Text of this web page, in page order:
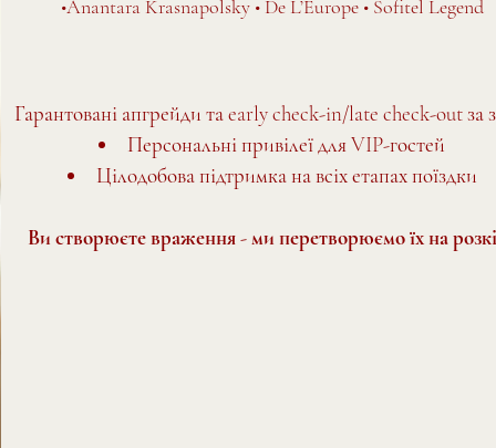
•Anantara Krasnapolsky • De L’Europe • Sofitel Legend
Гарантовані апгрейди та early check-in/late check-out за
Персональні привілеї для VIP-гостей
Цілодобова підтримка на всіх етапах поїздки
Ви створюєте враження - ми перетворюємо їх на